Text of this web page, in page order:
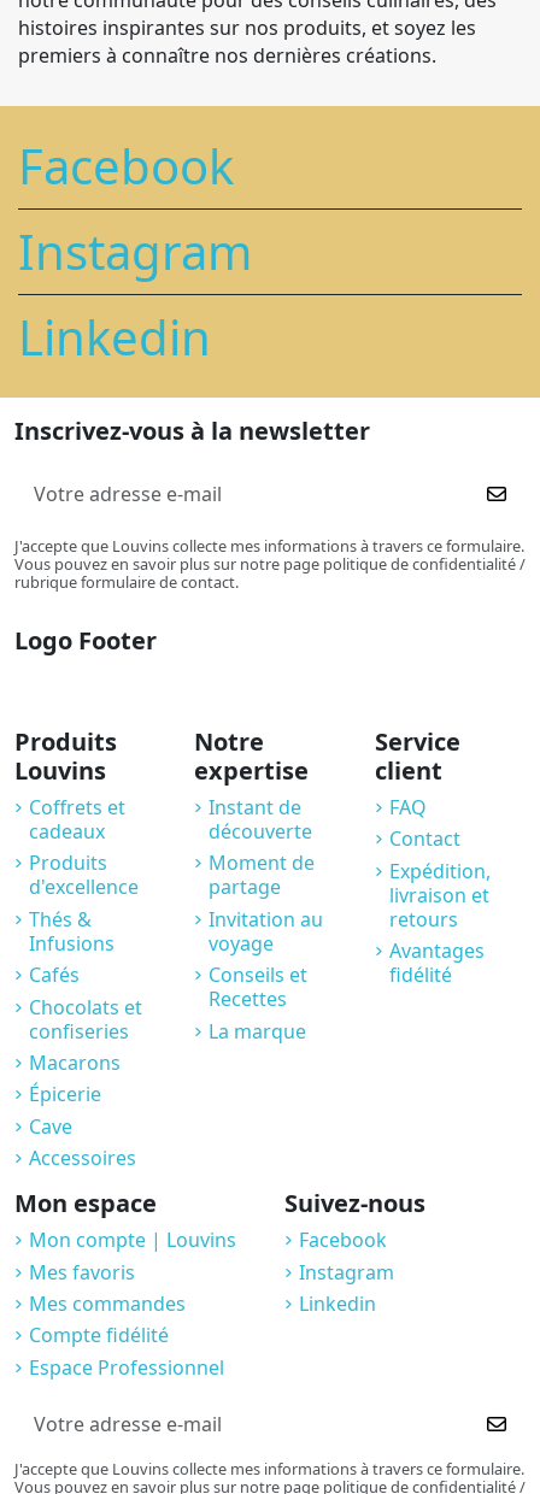
histoires inspirantes sur nos produits, et soyez les
premiers à connaître nos dernières créations.
Facebook
Instagram
Linkedin
Inscrivez-vous à la newsletter
J'accepte que Louvins collecte mes informations à travers ce formulaire.
Vous pouvez en savoir plus sur notre page politique de confidentialité /
rubrique formulaire de contact.
Logo Footer
Produits
Louvins
Coffrets et
cadeaux
Produits
d'excellence
Thés &
Infusions
Cafés
Chocolats et
confiseries
Macarons
Épicerie
Cave
Accessoires
Notre
expertise
Instant de
découverte
Moment de
partage
Invitation au
voyage
Conseils et
Recettes
La marque
Service
client
FAQ
Contact
Expédition,
livraison et
retours
Avantages
fidélité
Mon espace
Mon compte | Louvins
Mes favoris
Mes commandes
Compte fidélité
Espace Professionnel
Suivez-nous
Facebook
Instagram
Linkedin
J'accepte que Louvins collecte mes informations à travers ce formulaire.
Vous pouvez en savoir plus sur notre page politique de confidentialité /